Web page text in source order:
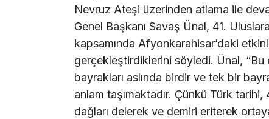
Nevruz Ateşi üzerinden atlama ile
Genel Başkanı Savaş Ünal, 41.
kapsamında Afyonkarahisar’daki
gerçekleştirdiklerini söyledi. Ünal,
bayrakları aslında birdir ve tek bir
anlam taşımaktadır. Çünkü Türk tarihi,
dağları delerek ve demiri eriterek